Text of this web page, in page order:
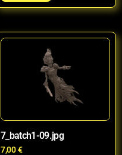
7_batch1-09.jpg
7,00€